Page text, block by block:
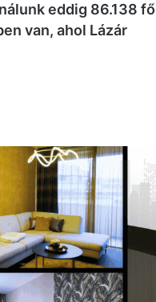
eddig 86.138 fő
van, ahol Lázár